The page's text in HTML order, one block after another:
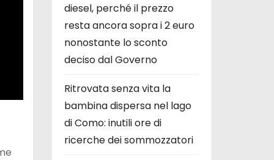
diesel, perché il prezzo
resta ancora sopra i 2 euro
nonostante lo sconto
deciso dal Governo
Ritrovata senza vita la
bambina dispersa nel lago
di Como: inutili ore di
ricerche dei sommozzatori